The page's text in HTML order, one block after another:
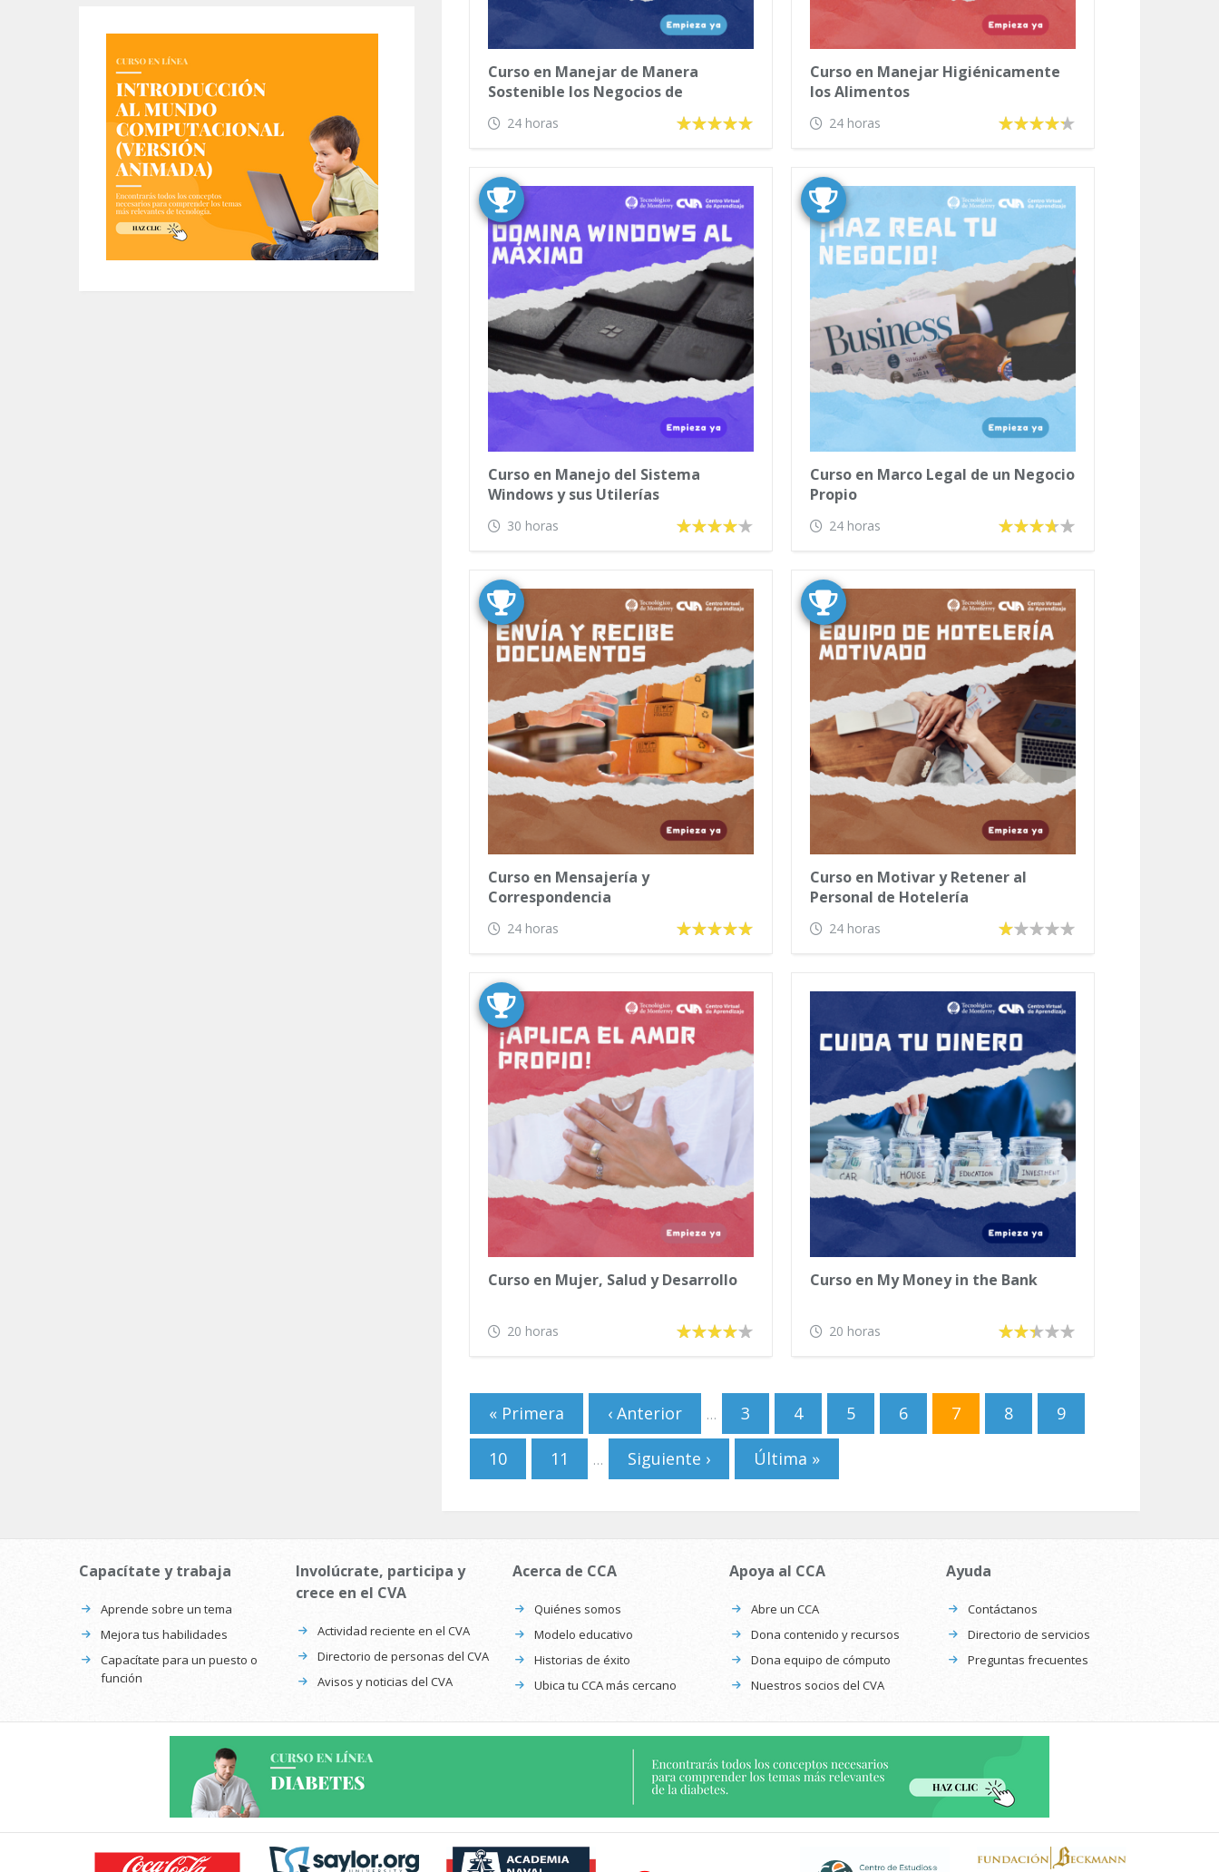
Curso en Manejar de Manera
Sostenible los Negocios de
24 horas
Curso en Manejar Higiénicamente
los Alimentos
24 horas
Curso en Manejo del Sistema
Windows y sus Utilerías
30 horas
Curso en Marco Legal de un Negocio
Propio
24 horas
Curso en Mensajería y
Correspondencia
24 horas
Curso en Motivar y Retener al
Personal de Hotelería
24 horas
Curso en Mujer, Salud y Desarrollo
20 horas
Curso en My Money in the Bank
20 horas
Páginas
« Primera ‹ Anterior … 3 4 5 6 7 8 9
10 11 … Siguiente › Última »
Capacítate y trabaja
Aprende sobre un tema
Mejora tus habilidades
Capacítate para un puesto o
función
Involúcrate, participa y
crece en el CVA
Actividad reciente en el CVA
Directorio de personas del CVA
Avisos y noticias del CVA
Acerca de CCA
Quiénes somos
Modelo educativo
Historias de éxito
Ubica tu CCA más cercano
Apoya al CCA
Abre un CCA
Dona contenido y recursos
Dona equipo de cómputo
Nuestros socios del CVA
Ayuda
Contáctanos
Directorio de servicios
Preguntas frecuentes